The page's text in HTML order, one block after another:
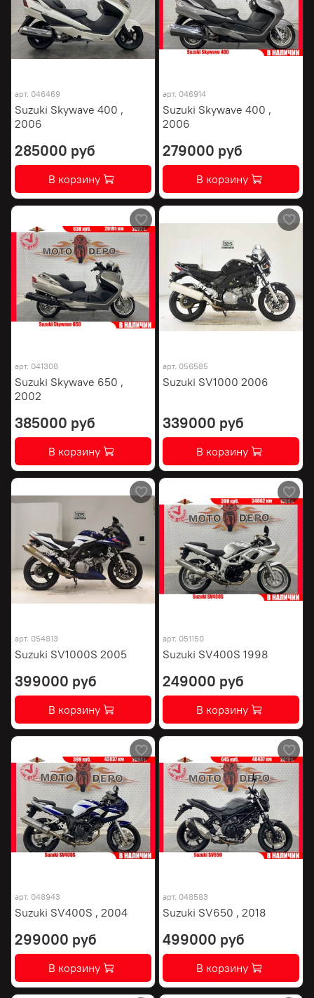
арт. 046469
Suzuki Skywave 400 ,
2006
285000 руб
В корзину
арт. 046914
Suzuki Skywave 400 ,
2006
279000 руб
В корзину
арт. 041308
Suzuki Skywave 650 ,
2002
385000 руб
В корзину
арт. 056585
Suzuki SV1000 2006
339000 руб
В корзину
арт. 054813
Suzuki SV1000S 2005
399000 руб
В корзину
арт. 051150
Suzuki SV400S 1998
249000 руб
В корзину
арт. 048943
Suzuki SV400S , 2004
299000 руб
В корзину
арт. 048583
Suzuki SV650 , 2018
499000 руб
В корзину